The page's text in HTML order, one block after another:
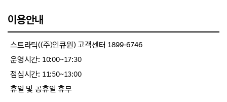
이용안내
스트라틱((주)인큐원) 고객센터 1899-6746
운영시간: 10:00~17:30
점심시간: 11:50~13:00
휴일 및 공휴일 휴무